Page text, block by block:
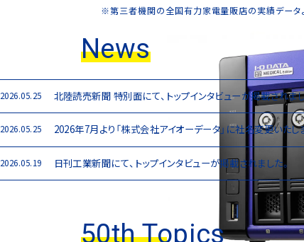
パソコン用8インチフロッピーデ
アクセラレータボード「GA-
MOドライブ「MOA-i2.3/US2」
地上デジタル放送対応ハイビジ
※第三者機関の全国有力家電量販店の実績データ
News
2026.05.25 北陸読売新聞 特別面にて、トップインタビューが掲載されま
2026.05.25 2026年7月より「株式会社アイオーデータ」に社名変更いたし
2026.05.19 日刊工業新聞にて、トップインタビューが掲載されました。
50th Topics